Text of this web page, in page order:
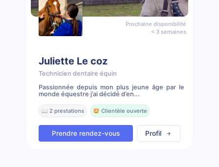
Prochaine disponibilité
< 3 semaines
Juliette Le coz
Technicien dentaire équin
Passionnée depuis mon plus jeune âge par le
monde équestre j’ai décidé d’en...
📖 2 prestations 🤩 Clientèle ouverte
Prendre rendez-vous Profil